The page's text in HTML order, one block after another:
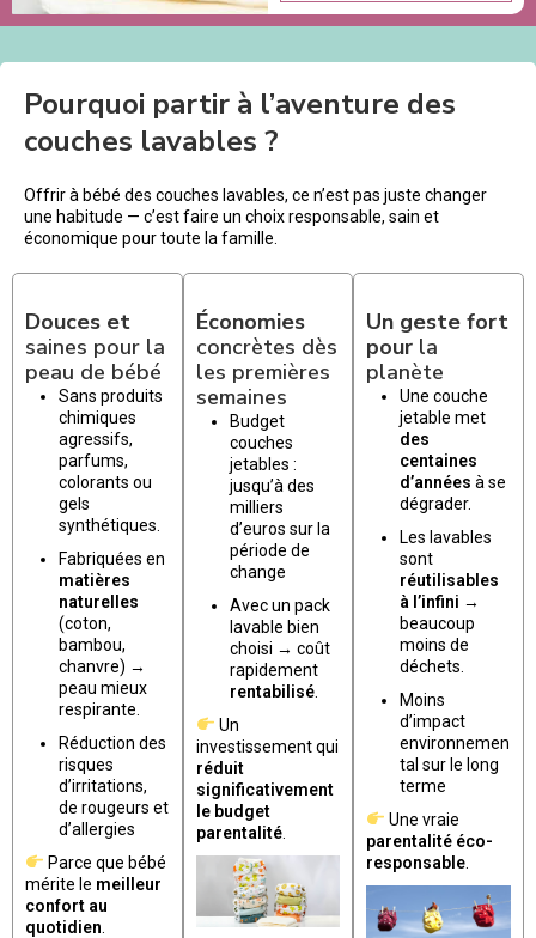
Pourquoi partir à l’aventure des
couches lavables ?
Offrir à bébé des couches lavables, ce n’est pas juste changer
une habitude — c’est faire un choix responsable, sain et
économique pour toute la famille.
Douces et
saines pour la
peau de bébé
Sans produits
chimiques
agressifs,
parfums,
colorants ou
gels
synthétiques.
Fabriquées en
matières
naturelles
(coton,
bambou,
chanvre) →
peau mieux
respirante.
Réduction des
risques
d’irritations,
de rougeurs et
d’allergies
Parce que bébé
mérite le meilleur
confort au
quotidien
Économies
concrètes dès
les premières
semaines
Budget
couches
jetables :
jusqu’à des
milliers
d’euros sur la
période de
change
Avec un pack
lavable bien
choisi → coût
rapidement
rentabilisé.
Un
investissement qui
réduit
significativement
le budget
parentalité.
Un geste fort
pour la
planète
Une couche
jetable met
des
centaines
d’années à se
dégrader.
Les lavables
sont
réutilisables
à l’infini →
beaucoup
moins de
déchets.
Moins
d’impact
environnemen
tal sur le long
terme
Une vraie
parentalité éco-
responsable